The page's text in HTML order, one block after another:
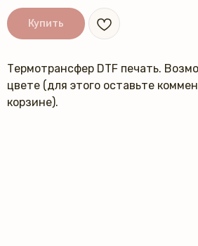
Купить
Термотрансфер DTF печать.
цвете (для этого оставьте
корзине).